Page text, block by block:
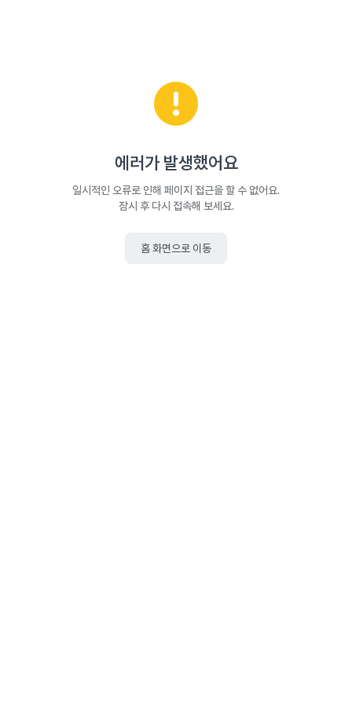
에러가 발생했어요
일시적인 오류로 인해 페이지 접근을 할 수 없어요.
잠시 후 다시 접속해 보세요.
홈 화면으로 이동